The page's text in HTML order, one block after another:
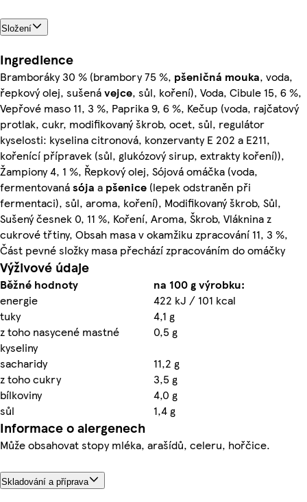
Složení
Ingredience
Bramboráky 30 % (brambory 75 %, pšeničná mouka, voda,
řepkový olej, sušenávejce, sůl, koření), Voda, Cibule 15, 6 %,
Vepřové maso 11, 3 %, Paprika 9, 6 %, Kečup (voda, rajčatový
protlak, cukr, modifikovaný škrob, ocet, sůl, regulátor
kyselosti: kyselina citronová, konzervanty E 202 a E211,
kořenící přípravek (sůl, glukózový sirup, extrakty koření)),
Žampiony 4, 1 %, Řepkový olej, Sójová omáčka (voda,
fermentovanásója a pšenice (lepek odstraněn při
fermentaci), sůl, aroma, koření), Modifikovaný škrob, Sůl,
Sušený česnek 0, 11 %, Koření, Aroma, Škrob, Vláknina z
cukrové třtiny, Obsah masa v okamžiku zpracování 11, 3 %,
Část pevné složky masa přechází zpracováním do omáčky
Výživové údaje
Běžné hodnoty
na 100 g výrobku:
energie
422 kJ / 101 kcal
tuky
4,1 g
z toho nasycené mastné
kyseliny
0,5 g
sacharidy
11,2 g
z toho cukry
3,5 g
bílkoviny
4,0 g
sůl
1,4 g
Informace o alergenech
Může obsahovat stopy mléka, arašídů, celeru, hořčice.
Skladování a příprava